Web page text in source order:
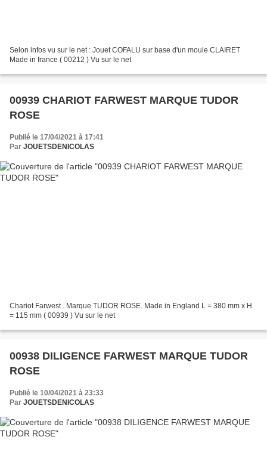
Selon infos vu sur le net : Jouet COFALU sur base d'un moule CLAIRET
Made in france ( 00212 ) Vu sur le net
00939 CHARIOT FARWEST MARQUE TUDOR
ROSE
Publié le 17/04/2021 à 17:41
Par JOUETSDENICOLAS
Chariot Farwest . Marque TUDOR ROSE. Made in England L = 380 mm x H
= 115 mm ( 00939 ) Vu sur le net
00938 DILIGENCE FARWEST MARQUE TUDOR
ROSE
Publié le 10/04/2021 à 23:33
Par JOUETSDENICOLAS